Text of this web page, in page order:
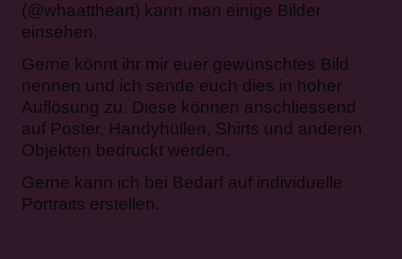
(@whaattheart) kann man einige Bilder
einsehen.
Gerne könnt ihr mir euer gewünschtes Bild
nennen und ich sende euch dies in hoher
Auflösung zu. Diese können anschliessend
auf Poster, Handyhüllen, Shirts und anderen
Objekten bedruckt werden.
Gerne kann ich bei Bedarf auf individuelle
Portraits erstellen.